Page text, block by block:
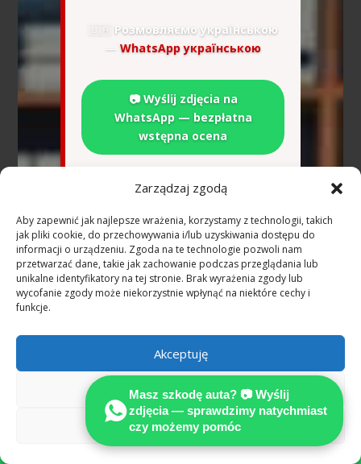
Zarządzaj zgodą
Aby zapewnić jak najlepsze wrażenia, korzystamy z technologii, takich
jak pliki cookie, do przechowywania i/lub uzyskiwania dostępu do
informacji o urządzeniu. Zgoda na te technologie pozwoli nam
przetwarzać dane, takie jak zachowanie podczas przeglądania lub
unikalne identyfikatory na tej stronie. Brak wyrażenia zgody lub
wycofanie zgody może niekorzystnie wpłynąć na niektóre cechy i
funkcje.
Akceptuję
Odmów
Zobacz preferencje
🇺🇦 Розмовляємо українською
— WhatsApp українською
📷 Wyślij zdjęcia na
WhatsApp — bezpłatna
wstępna ocena
Dowiedz się, jak niezależna opinia techniczna
pomaga ustalić pełne odszkodowanie według
standardów w procesie odszkodowawczym.
Wypadek w Niemczech —
najczęstsze pytania
Ile kosztuje rzeczoznawca
samochodowy po wypadku w
Niemczech?
Przy szkodzie z OC sprawcy w Niemczech
i jednoznacznej odpowiedzialności
uzasadnione koszty niezależnego

Masz szkodę auta? 📷 Wyślij
zdjęcia — sprawdzimy natychmiast
czy możemy pomóc